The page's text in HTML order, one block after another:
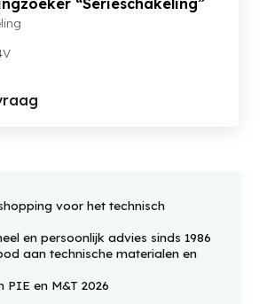
“Serieschakeling”
voor het technisch
en persoonlijk advies sinds 1986
aan technische materialen en
PIE en M&T 2026